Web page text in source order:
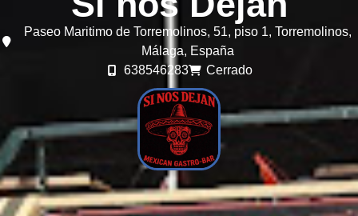
Paseo Maritimo de Torremolinos, 51, piso 1, Torremolinos,
Málaga, España
638546283
Cerrado